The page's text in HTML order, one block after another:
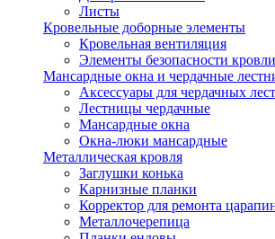
Листы
Кровельные доборные элементы
Кровельная вентиляция
Элементы безопасности кровли
Мансардные окна и чердачные
Аксессуары для чердачных
Лестницы чердачные
Мансардные окна
Окна-люки мансардные
Металлическая кровля
Заглушки конька
Карнизные планки
Корректор для ремонта
Металлочерепица